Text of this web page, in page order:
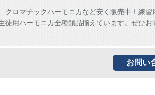
クロマチックハーモニカなど安く販売中！練習
徒用ハーモニカ全種類品揃えています。ぜひお
お問い